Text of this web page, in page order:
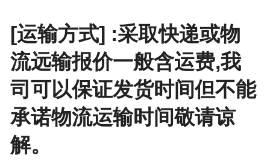
[运输方式] :采取快递或物
流远输报价一般含运费,我
司可以保证发货时间但不能
承诺物流运输时间敬请谅
解。